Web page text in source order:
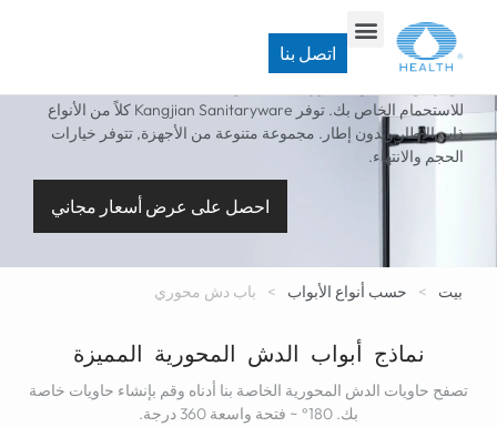
اتصل بنا
باب دش محوري كلاسيكي مخصص
للاستحمام الخاص بك. توفر Kangjian Sanitaryware كلاً من الأنواع
ذات الإطار وبدون إطار. مجموعة متنوعة من الأجهزة, تتوفر خيارات
الحجم والانتهاء.
احصل على عرض أسعار مجاني
بيت > حسب أنواع الأبواب > باب دش محوري
نماذج أبواب الدش المحورية المميزة
تصفح حاويات الدش المحورية الخاصة بنا أدناه وقم بإنشاء حاويات خاصة
بك. 180° ~ فتحة واسعة 360 درجة.